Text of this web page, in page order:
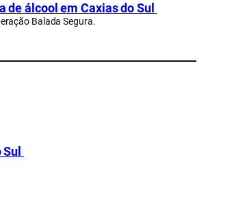
álcool em Caxias do Sul
Balada Segura.